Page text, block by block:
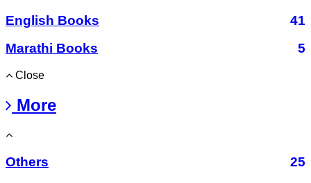
English Books
41
Marathi Books
5
Close
More
Others 25